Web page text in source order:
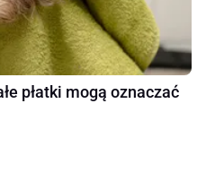
płatki mogą oznaczać